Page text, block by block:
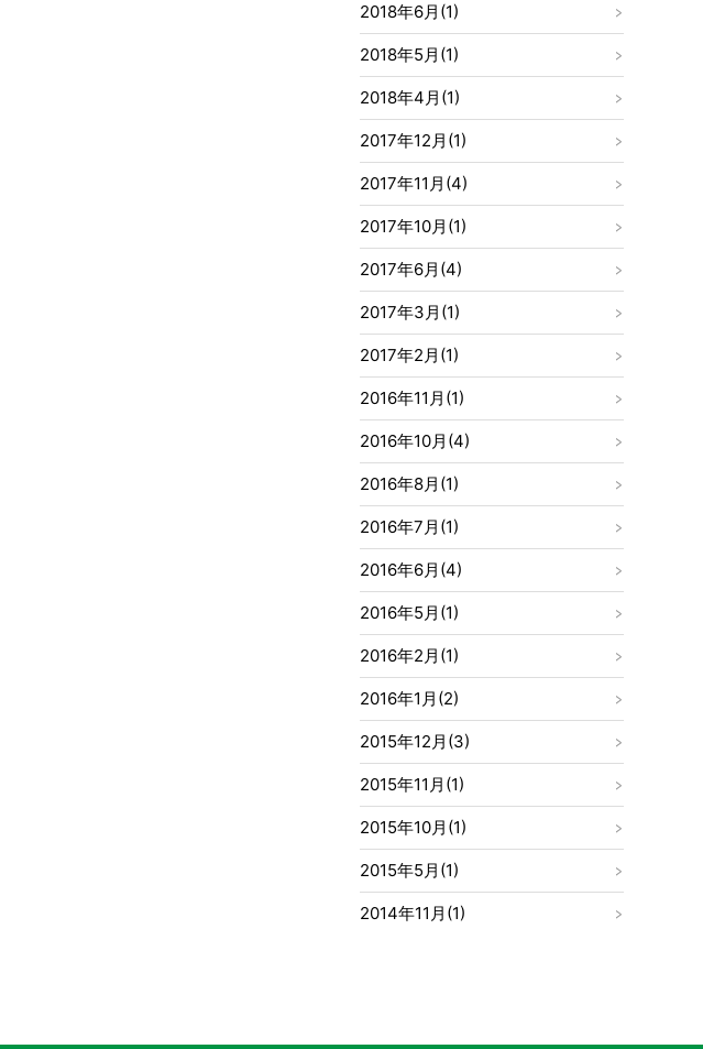
2018年6月(1)
2018年5月(1)
2018年4月(1)
2017年12月(1)
2017年11月(4)
2017年10月(1)
2017年6月(4)
2017年3月(1)
2017年2月(1)
2016年11月(1)
2016年10月(4)
2016年8月(1)
2016年7月(1)
2016年6月(4)
2016年5月(1)
2016年2月(1)
2016年1月(2)
2015年12月(3)
2015年11月(1)
2015年10月(1)
2015年5月(1)
2014年11月(1)